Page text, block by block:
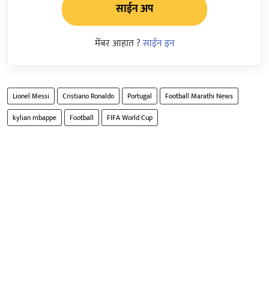
साईन अप
मेंबर आहात ?साईन इन
Lionel Messi Cristiano Ronaldo Portugal
Football Marathi News
kylian mbappe
Football FIFA World Cup